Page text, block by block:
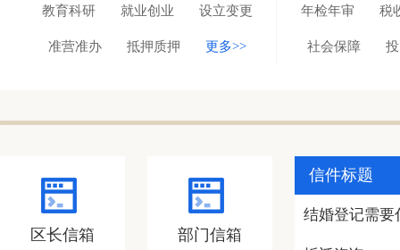
教育科研 就业创业 设立变更
准营准办 抵押质押 更多>>
年检年审 税
社会保障
区长信箱 部门信箱
信件标题
结婚登记需要